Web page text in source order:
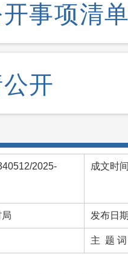
事项清
开
2025- 成文时
发布日
主 题 词